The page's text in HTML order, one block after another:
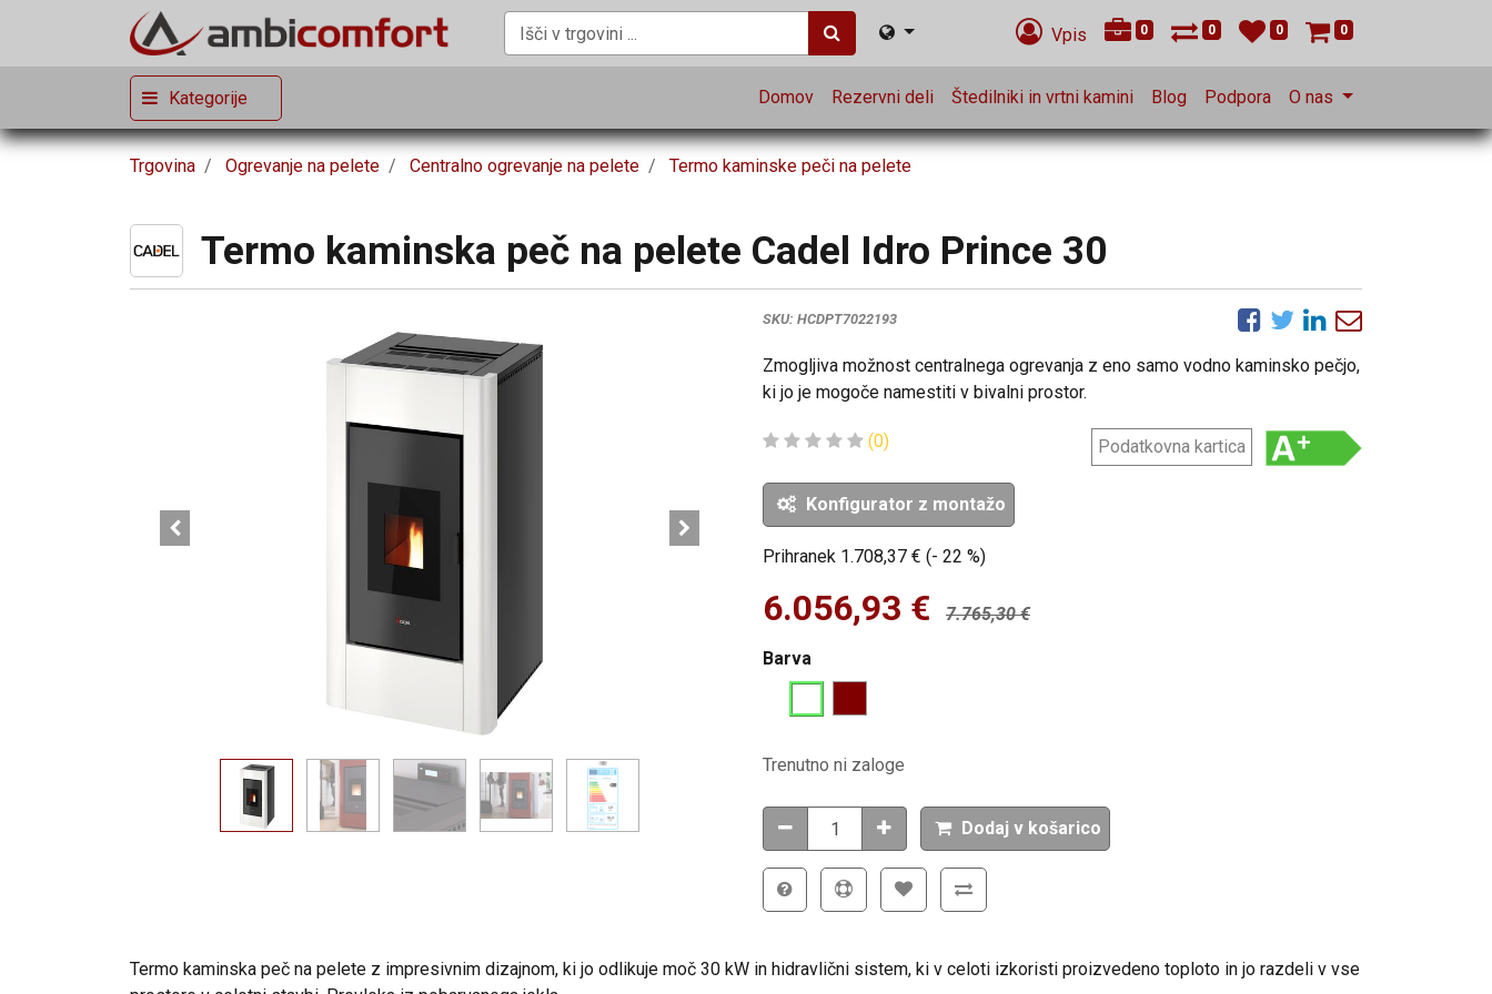
Vpis 0 0 0 0
Kategorije Domov Rezervni deli Štedilniki in vrtni kamini Blog Podpora O nas
Trgovina Ogrevanje na pelete Centralno ogrevanje na pelete Termo kaminske peči na pelete
Termo kaminska peč na pelete Cadel Idro Prince 30
SKU: HCDPT7022193
Zmogljiva možnost centralnega ogrevanja z eno samo vodno kaminsko pečjo,
ki jo je mogoče namestiti v bivalni prostor.
(0) Podatkovna kartica
Konfigurator z montažo
Prihranek 1.708,37 € (- 22 %)
6.056,93 € 7.765,30€
Barva
Trenutno ni zaloge
Dodaj v košarico
Termo kaminska peč na pelete z impresivnim dizajnom, ki jo odlikuje moč 30 kW in hidravlični sistem, ki v celoti izkoristi proizvedeno toploto in jo razdeli v vse